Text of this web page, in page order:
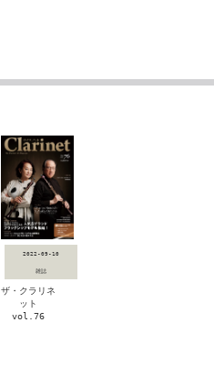
2022-09-10
雑誌
ザ・クラリネ
ット
vol.76